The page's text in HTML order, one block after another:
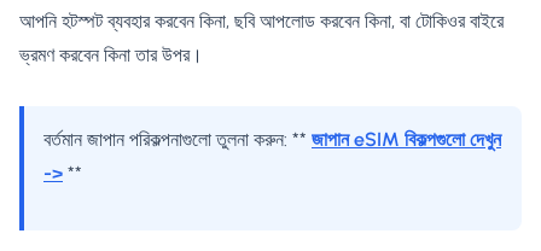
আপনি হটস্পট ব্যবহার করবেন কিনা, ছবি আপলোড করবেন কিনা, বা টোকিওর বাইরে
ভ্রমণ করবেন কিনা তার উপর।
বর্তমান জাপান পরিকল্পনাগুলো তুলনা করুন: ** জাপান eSIM বিকল্পগুলো দেখুন
-> **